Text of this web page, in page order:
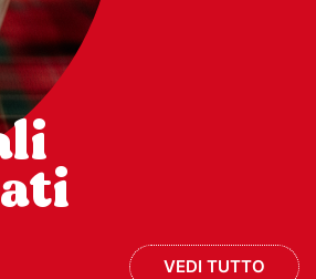
VEDI TUTTO